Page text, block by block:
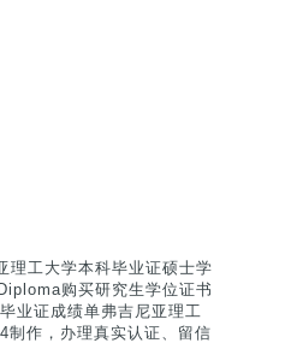
工大学本科毕业证硕士学
购买研究生学位证书
业证成绩单弗吉尼亚理工
作，办理真实认证、留信